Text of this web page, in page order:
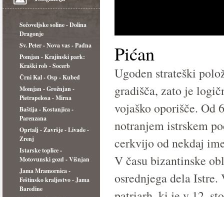
Sečoveljske soline - Dolina
Dragonje
Sv. Peter - Nova vas - Padna
Pomjan - Krajinski park:
Kraški rob - Socerb
Črni Kal - Osp - Kubed
Momjan - Grožnjan -
Pietrapelosa - Mirna
Baštija - Kostanjica -
Parenzana
Oprtalj - Završje - Livade -
Zrenj
Istarske toplice -
Motovunski gozd - Višnjan
Jama Mramornica -
Feštinsko kraljestvo - Jama
Baredine
Pićan
Ugoden strateški
gradišča, zato je
vojaško oporišče. Od
notranjem istrskem
cerkvijo od nekdaj
V času bizantinske
osrednjega dela